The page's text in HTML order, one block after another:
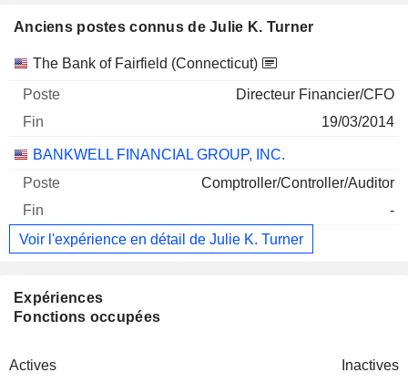
Anciens postes connus de Julie K. Turner
Sociétés Poste Fin
The Bank of Fairfield (Connecticut)
Directeur Financier/CFO
19/03/2014
BANKWELL FINANCIAL GROUP, INC.
Comptroller/Controller/Auditor
-
Voir l'expérience en détail de Julie K. Turner
Expériences
Fonctions occupées
Actives Inactives